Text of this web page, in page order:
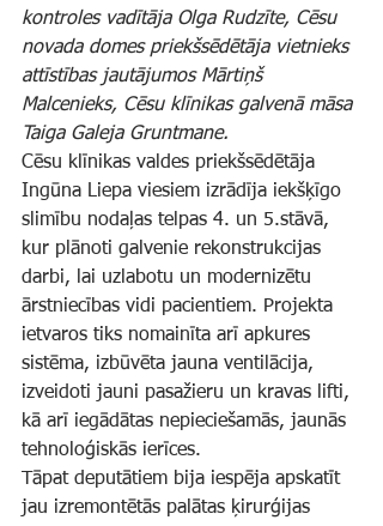
kontroles vadītāja Olga Rudzīte, Cēsu
novada domes priekšsēdētāja vietnieks
attīstības jautājumos Mārtiņš
Malcenieks, Cēsu klīnikas galvenā māsa
Taiga Galeja Gruntmane.
Cēsu klīnikas valdes priekšsēdētāja
Ingūna Liepa viesiem izrādīja iekšķīgo
slimību nodaļas telpas 4. un 5.stāvā,
kur plānoti galvenie rekonstrukcijas
darbi, lai uzlabotu un modernizētu
ārstniecības vidi pacientiem. Projekta
ietvaros tiks nomainīta arī apkures
sistēma, izbūvēta jauna ventilācija,
izveidoti jauni pasažieru un kravas lifti,
kā arī iegādātas nepieciešamās, jaunās
tehnoloģiskās ierīces.
Tāpat deputātiem bija iespēja apskatīt
jau izremontētās palātas ķirurģijas